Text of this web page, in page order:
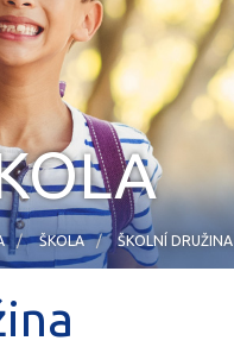
ŠKOLA ŠKOLNÍ DRUŽINA